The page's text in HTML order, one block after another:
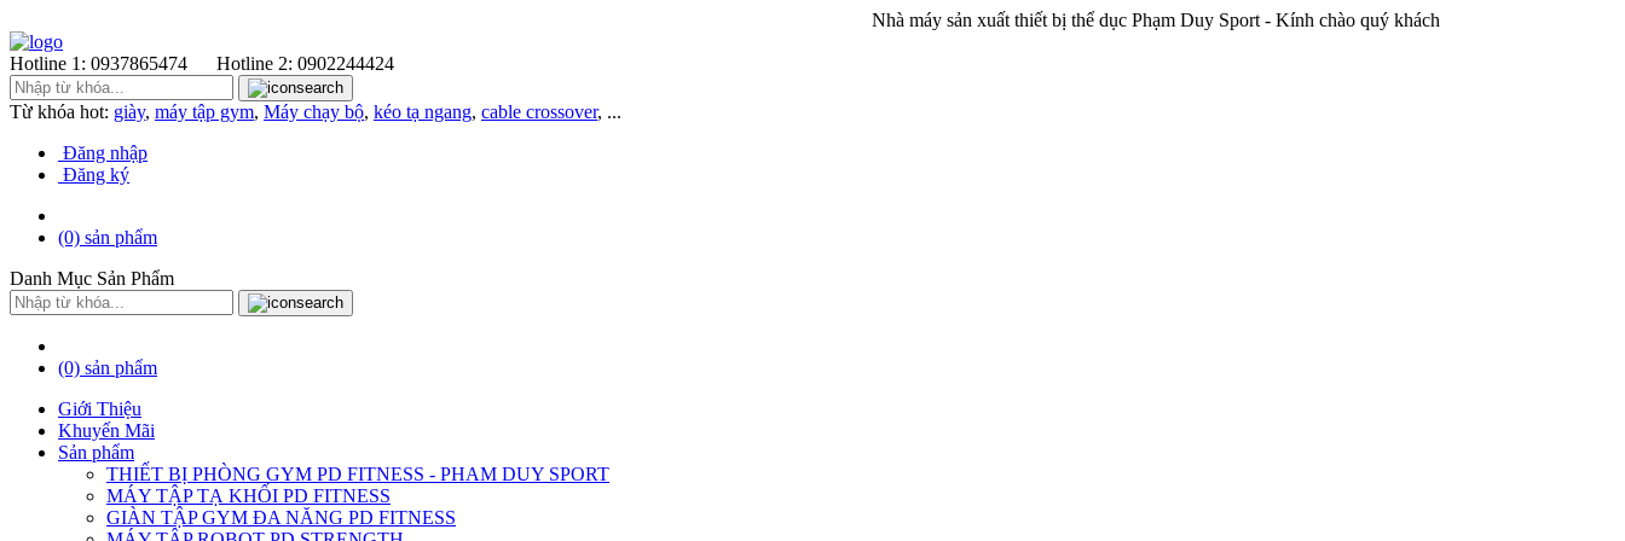
Nhà máy sản xuất thiết bị thể dục Phạm Duy Sport - Kính chào quý khách
Hotline 1: 0937865474 Hotline 2: 0902244424
Từ khóa hot: giày, máy tập gym, Máy chạy bộ, kéo tạ ngang, cable crossover, ...
Đăng nhập
Đăng ký
(0) sản phẩm
Danh Mục Sản Phẩm
(0) sản phẩm
Giới Thiệu
Khuyến Mãi
Sản phẩm
THIẾT BỊ PHÒNG GYM PD FITNESS - PHAM DUY SPORT
MÁY TẬP TẠ KHỐI PD FITNESS
GIÀN TẬP GYM ĐA NĂNG PD FITNESS